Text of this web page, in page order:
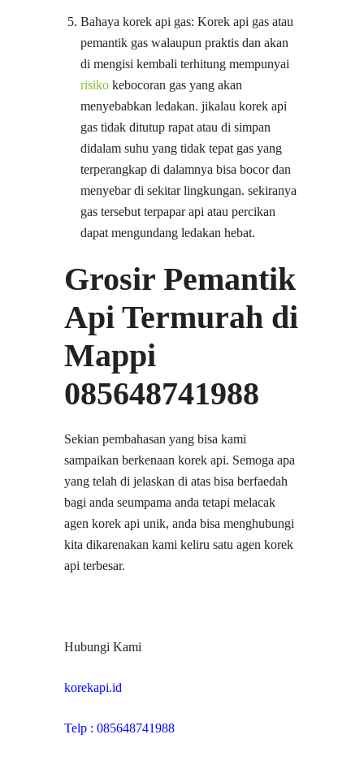
Bahaya korek api gas: Korek api gas atau
pemantik gas walaupun praktis dan akan
di mengisi kembali terhitung mempunyai
risiko kebocoran gas yang akan
menyebabkan ledakan. jikalau korek api
gas tidak ditutup rapat atau di simpan
didalam suhu yang tidak tepat gas yang
terperangkap di dalamnya bisa bocor dan
menyebar di sekitar lingkungan. sekiranya
gas tersebut terpapar api atau percikan
dapat mengundang ledakan hebat.
Grosir Pemantik
Api Termurah di
Mappi
085648741988
Sekian pembahasan yang bisa kami
sampaikan berkenaan korek api. Semoga apa
yang telah di jelaskan di atas bisa berfaedah
bagi anda seumpama anda tetapi melacak
agen korek api unik, anda bisa menghubungi
kita dikarenakan kami keliru satu agen korek
api terbesar.
Hubungi Kami
korekapi.id
Telp : 085648741988